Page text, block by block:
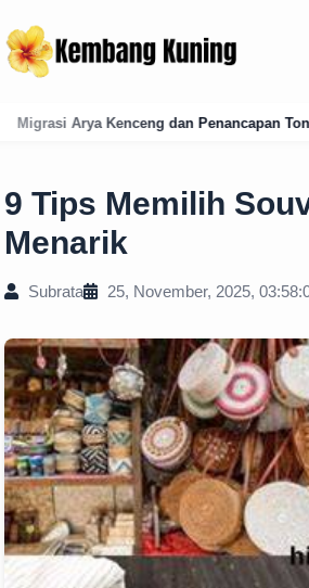
Tonggak Wangsa Raja Tabanan:
9 Tips Memilih
Menarik
Subrata 25, November, 2025,